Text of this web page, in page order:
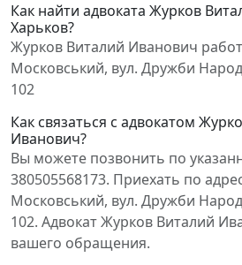
Как найти адвоката Журков
Харьков?
Журков Виталий Иванович
Московський, вул. Дружби
102
Как связаться с адвокатом
Иванович?
Вы можете позвонить по
380505568173. Приехать по
Московський, вул. Дружби
102. Адвокат Журков Виталий
вашего обращения.